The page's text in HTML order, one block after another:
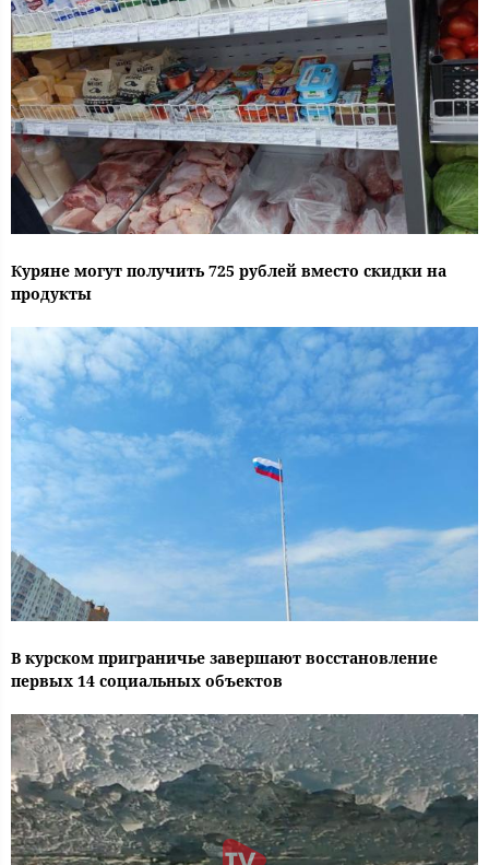
Куряне могут получить 725 рублей вместо скидки на
продукты
В курском приграничье завершают восстановление
первых 14 социальных объектов